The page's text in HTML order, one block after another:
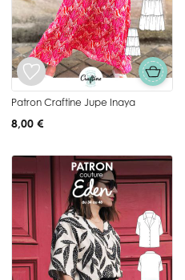
Patron Craftine Jupe Inaya
8,00 €